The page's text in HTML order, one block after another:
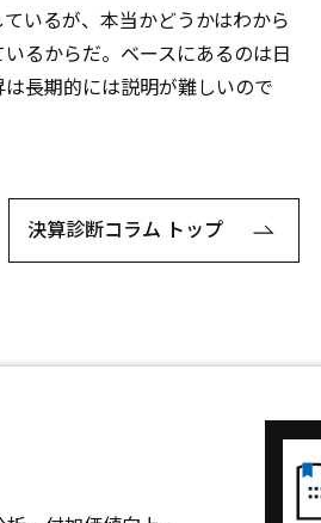
いるが、本当かどうかはわから
るからだ。ベースにあるのは日
長期的には説明が難しいので
決算診断コラム トップ